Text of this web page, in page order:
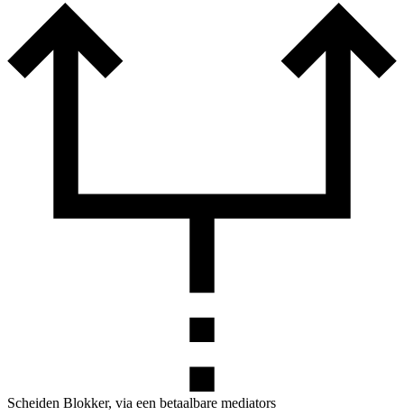
Scheiden Blokker, via een betaalbare mediators